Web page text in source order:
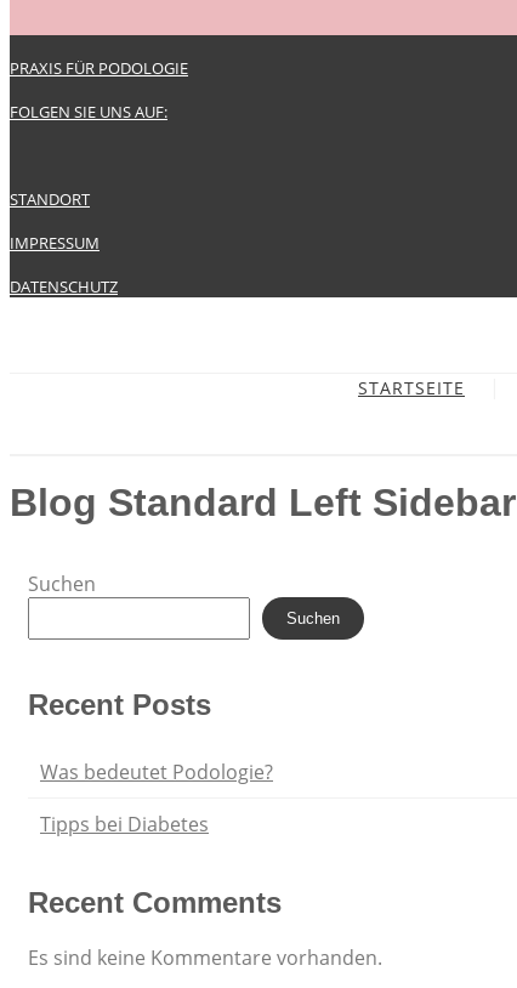
PRAXIS FÜR PODOLOGIE
FOLGEN SIE UNS AUF:
STANDORT
IMPRESSUM
DATENSCHUTZ
STARTSEITE
Blog Standard Left Sidebar
Suchen
Suchen
Recent Posts
Was bedeutet Podologie?
Tipps bei Diabetes
Recent Comments
Es sind keine Kommentare vorhanden.